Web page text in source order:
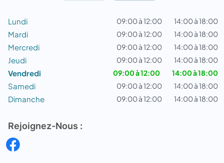
Lundi 09:00 à 12:00 14:00 à 18:00
Mardi 09:00 à 12:00 14:00 à 18:00
Mercredi 09:00 à 12:00 14:00 à 18:00
Jeudi 09:00 à 12:00 14:00 à 18:00
Vendredi 09:00 à 12:00 14:00 à 18:00
Samedi 09:00 à 12:00 14:00 à 18:00
Dimanche 09:00 à 12:00 14:00 à 18:00
Rejoignez-Nous :